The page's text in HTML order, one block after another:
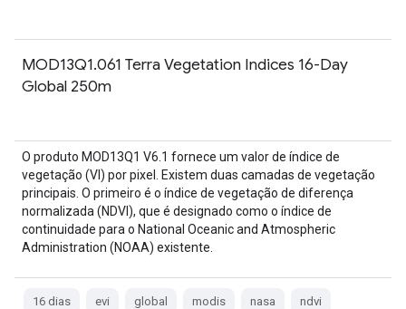
MOD13Q1.061 Terra Vegetation Indices 16-Day
Global 250m
O produto MOD13Q1 V6.1 fornece um valor de índice de
vegetação (VI) por pixel. Existem duas camadas de vegetação
principais. O primeiro é o índice de vegetação de diferença
normalizada (NDVI), que é designado como o índice de
continuidade para o National Oceanic and Atmospheric
Administration (NOAA) existente.
16 dias evi global modis nasa ndvi